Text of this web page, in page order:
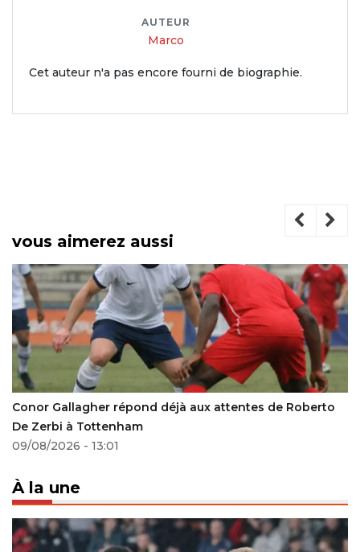
AUTEUR
Marco
Cet auteur n'a pas encore fourni de biographie.
vous aimerez aussi
aux attentes de Roberto
Mercato : Vital N’Simba
À la une